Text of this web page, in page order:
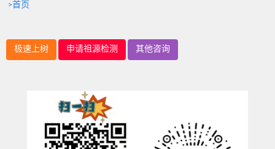
>首页
极速上树 申请祖源检测 其他咨询